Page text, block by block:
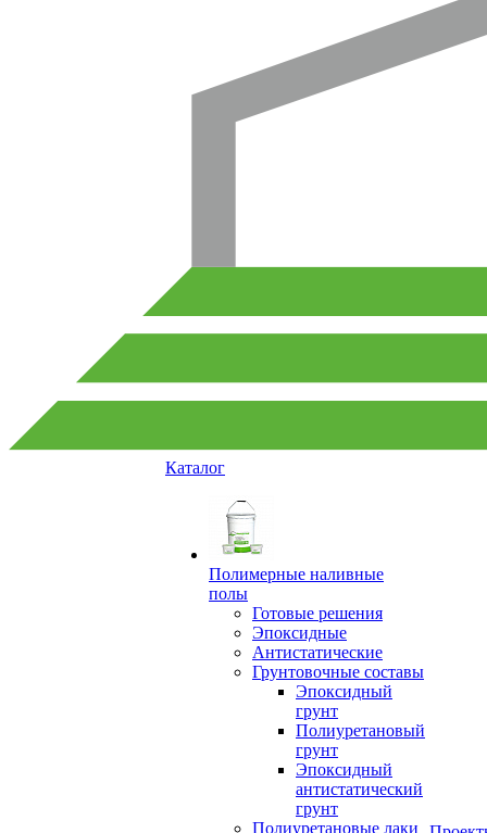
Каталог
Полимерные наливные
полы
Готовые решения
Эпоксидные
Антистатические
Грунтовочные составы
Эпоксидный
грунт
Полиуретановый
грунт
Эпоксидный
антистатический
грунт
Полиуретановые лаки